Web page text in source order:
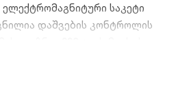
საკეტი
დაშვების კონტროლის
საწყობებისა და